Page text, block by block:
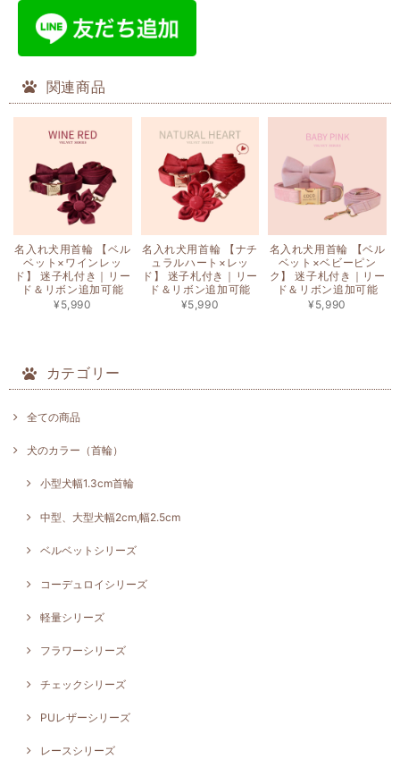
関連商品
名入れ犬用首輪 【ベル
ベット×ワインレッ
ド】 迷子札付き｜リー
ド＆リボン追加可能
¥5,990
名入れ犬用首輪 【ナチ
ュラルハート×レッ
ド】 迷子札付き｜リー
ド＆リボン追加可能
¥5,990
名入れ犬用首輪 【ベル
ベット×ベビーピン
ク】 迷子札付き｜リー
ド＆リボン追加可能
¥5,990
カテゴリー
全ての商品
犬のカラー（首輪）
小型犬幅1.3cm首輪
中型、大型犬幅2cm,幅2.5cm
ベルベットシリーズ
コーデュロイシリーズ
軽量シリーズ
フラワーシリーズ
チェックシリーズ
PUレザーシリーズ
レースシリーズ